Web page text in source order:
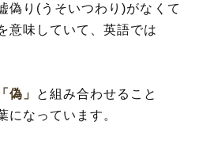
偽り(うそいつわり)がなくて
意味していて、英語では
「偽」
と組み合わせること
になっています。